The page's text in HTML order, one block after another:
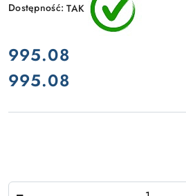
Dostępność:TAK
cena:
995.08
Cena:
995.08